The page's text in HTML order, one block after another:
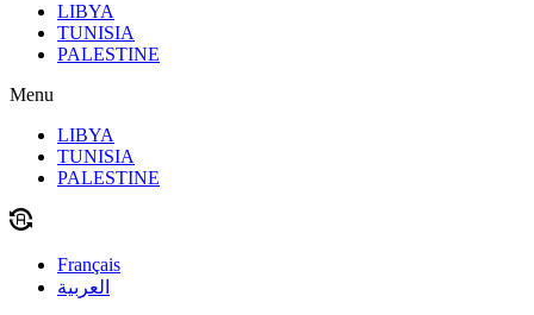
LIBYA
TUNISIA
PALESTINE
Menu
LIBYA
TUNISIA
PALESTINE
Français
العربية